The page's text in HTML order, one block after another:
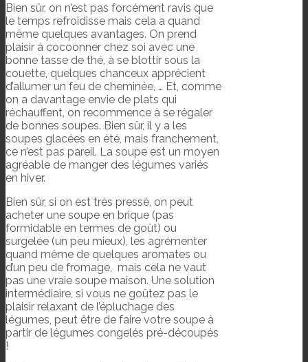
Bien sûr, on n’est pas forcément ravis que
le temps refroidisse mais cela a quand
même quelques avantages. On prend
plaisir à cocoonner chez soi avec une
bonne tasse de thé, à se blottir sous la
couette, quelques chanceux apprécient
d’allumer un feu de cheminée, … Et, comme
on a davantage envie de plats qui
réchauffent, on recommence à se régaler
de bonnes soupes. Bien sûr, il y a les
soupes glacées en été, mais franchement,
ce n’est pas pareil. La soupe est un moyen
agréable de manger des légumes variés
en hiver.
Bien sûr, si on est très pressé, on peut
acheter une soupe en brique (pas
formidable en termes de goût) ou
surgelée (un peu mieux), les agrémenter
quand même de quelques aromates ou
d’un peu de fromage, mais cela ne vaut
pas une vraie soupe maison. Une solution
intermédiaire, si vous ne goûtez pas le
plaisir relaxant de l’épluchage des
légumes, peut être de faire votre soupe à
partir de légumes congelés pré-découpés
!